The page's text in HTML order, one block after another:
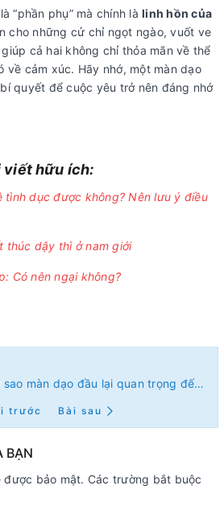
“phần phụ” mà chính là linh hồn của
cho những cử chỉ ngọt ngào, vuốt ve
cả hai không chỉ thỏa mãn về thể
về cảm xúc. Hãy nhớ, một màn dạo
quyết để cuộc yêu trở nên đáng nhớ
viết hữu ích:
tình dục được không? Nên lưu ý điều
thúc dậy thì ở nam giới
Có nên ngại không?
Màn dạo đầu là gì? Tại sao màn dạo đầu lại quan trọng đến vậy?
trước Bài sau
BẠN
được bảo mật. Các trường bắt buộc